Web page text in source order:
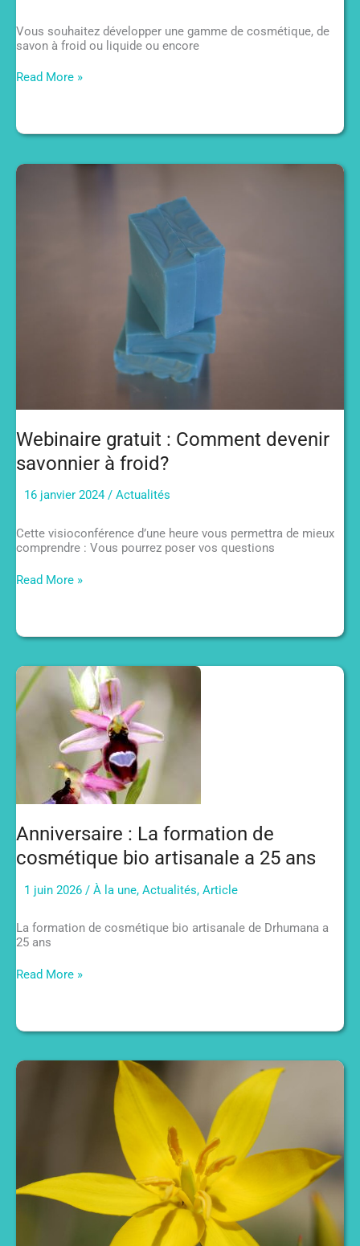
Vous souhaitez développer une gamme de cosmétique, de
savon à froid ou liquide ou encore
Évaluation
des
cosmétique
Read More »
Webinaire gratuit : Comment devenir
savonnier à froid?
16 janvier 2024/ Actualités
Cette visioconférence d’une heure vous permettra de mieux
comprendre : Vous pourrez poser vos questions
Webinaire
devenir
à
froid?
Read More »
Anniversaire : La formation de
cosmétique bio artisanale a 25 ans
1 juin 2026 / À la une, Actualités, Article
La formation de cosmétique bio artisanale de Drhumana a
25 ans
Anniversaire
de
bio
Read More »